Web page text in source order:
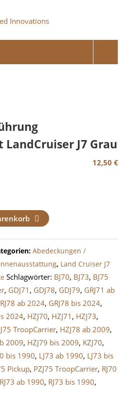
J7 Grau
12,50€
Abedeckungen /
, Land Cruiser J7
Schlagwörter: BJ70, BJ73, BJ75
, GDJ71 , GDJ78, GDJ79, GRJ71 ab
ab 2024, GRJ78 bis 2024,
2024, HZJ70, HZJ71 , HZJ73,
TroopCarrier, HZJ78 ab 2009,
2009, HZJ79 bis 2009, KZJ70,
bis 1990, LJ73 ab 1990, LJ73 bis
Pickup, PZJ75 TroopCarrier, RJ70
RJ73 ab 1990, RJ73 bis 1990,